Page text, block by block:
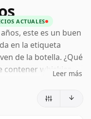
ACTUALES
este es un buen
en la etiqueta
de la botella. ¿Qué
whiskies
años (o cuarenta y
Leer más